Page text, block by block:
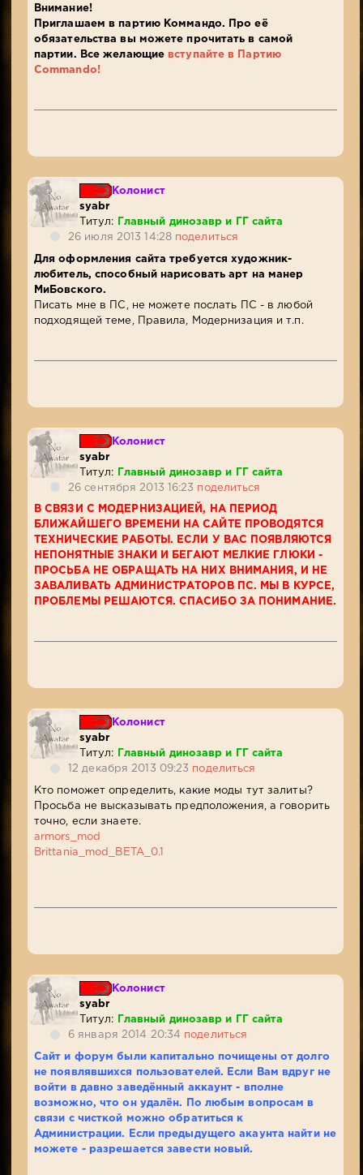
Внимание!
Приглашаем в партию Коммандо. Про её
обязательства вы можете прочитать в самой
партии. Все желающие вступайте в Партию
Commando!
Колонист
syabr
Титул:
Главный динозавр и ГГ сайта
26 июля 2013 14:28 поделиться
Для оформления сайта требуется художник-
любитель, способный нарисовать арт на манер
МиБовского.
Писать мне в ПС, не можете послать ПС - в любой
подходящей теме, Правила, Модернизация и т.п.
Колонист
syabr
Титул:
Главный динозавр и ГГ сайта
26 сентября 2013 16:23 поделиться
В СВЯЗИ С МОДЕРНИЗАЦИЕЙ, НА ПЕРИОД
БЛИЖАЙШЕГО ВРЕМЕНИ НА САЙТЕ ПРОВОДЯТСЯ
ТЕХНИЧЕСКИЕ РАБОТЫ. ЕСЛИ У ВАС ПОЯВЛЯЮТСЯ
НЕПОНЯТНЫЕ ЗНАКИ И БЕГАЮТ МЕЛКИЕ ГЛЮКИ -
ПРОСЬБА НЕ ОБРАЩАТЬ НА НИХ ВНИМАНИЯ, И НЕ
ЗАВАЛИВАТЬ АДМИНИСТРАТОРОВ ПС. МЫ В КУРСЕ,
ПРОБЛЕМЫ РЕШАЮТСЯ. СПАСИБО ЗА ПОНИМАНИЕ.
Колонист
syabr
Титул:
Главный динозавр и ГГ сайта
12 декабря 2013 09:23
поделиться
Кто поможет определить, какие моды тут залиты?
Просьба не высказывать предположения, а говорить
точно, если знаете.
armors_mod
Brittania_mod_BETA_0.1
Колонист
syabr
Титул:
Главный динозавр и ГГ сайта
6 января 2014 20:34 поделиться
Сайт и форум были капитально почищены от долго
не появлявшихся пользователей. Если Вам вдруг не
войти в давно заведённый аккаунт - вполне
возможно, что он удалён. По любым вопросам в
связи с чисткой можно обратиться к
Администрации. Если предыдущего акаунта найти не
можете - разрешается завести новый.